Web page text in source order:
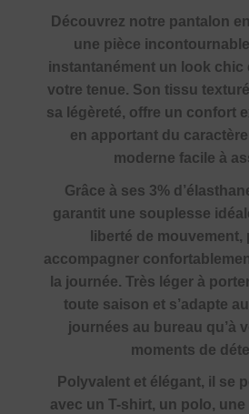
Découvrez notre pantalon
une pièce
instantanément un look chic
votre tenue. Son tissu
sa légèreté, offre un confort
en apportant du
moderne facile à
Grâce à ses 3%
garantit une souplesse
liberté de
accompagner
la journée. Très léger à
toute saison et s’adapte
journées au bureau qu’à
moments de
Polyvalent et élégant, il se
avec un T-shirt, un polo, une